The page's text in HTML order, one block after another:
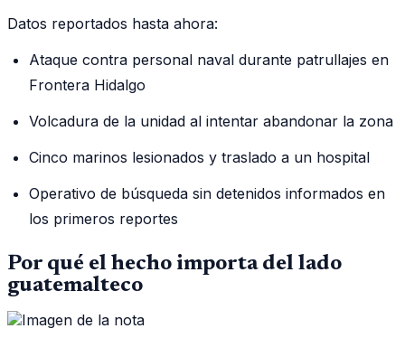
Datos reportados hasta ahora:
Ataque contra personal naval durante patrullajes en
Frontera Hidalgo
Volcadura de la unidad al intentar abandonar la zona
Cinco marinos lesionados y traslado a un hospital
Operativo de búsqueda sin detenidos informados en
los primeros reportes
Por qué el hecho importa del lado
guatemalteco